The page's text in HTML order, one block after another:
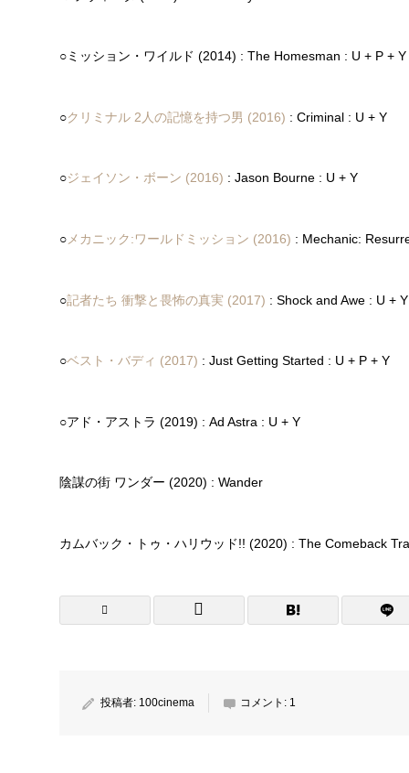
○ミッション・ワイルド (2014) : The Homesman : U + P + Y
○クリミナル 2人の記憶を持つ男 (2016) : Criminal : U + Y
○ジェイソン・ボーン (2016) : Jason Bourne : U + Y
○ メカニック:ワールドミッション (2016) : Mechanic:
○記者たち 衝撃と畏怖の真実 (2017) : Shock and Awe : U + Y
○ベスト・バディ (2017) : Just Getting Started : U + P + Y
○アド・アストラ (2019) : Ad Astra : U + Y
陰謀の街 ワンダー (2020) : Wander
カムバック・トゥ・ハリウッド!! (2020) : The Comeback
投稿者: 100cinema コメント: 1